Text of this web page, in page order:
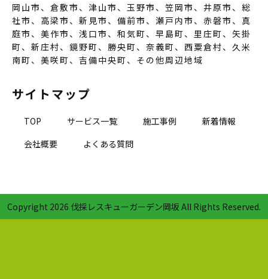
岡山市、倉敷市、津山市、玉野市、笠岡市、井原市、総
社市、高梁市、新見市、備前市、瀬戸内市、赤磐市、真
庭市、美作市、浅口市、和気町、早島町、里庄町、矢掛
町、新庄村、鏡野町、勝央町、奈義町、西粟倉村、久米
南町、美咲町、吉備中央町、その他周辺地域
サイトマップ
TOP サービス一覧 施工事例
新着情報
会社概要
よくある質問
Copyright 2026 伐採レスキューガーデン岡坂 All Rights Reserved.